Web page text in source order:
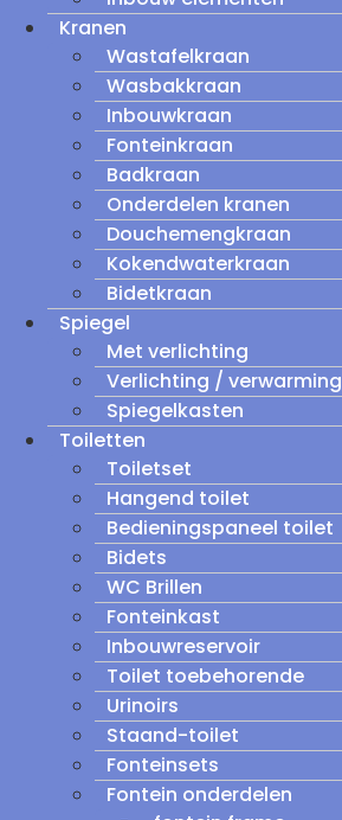
Kranen
Wastafelkraan
Wasbakkraan
Inbouwkraan
Fonteinkraan
Badkraan
Onderdelen kranen
Douchemengkraan
Kokendwaterkraan
Bidetkraan
Spiegel
Met verlichting
Verlichting / verwarming
Spiegelkasten
Toiletten
Toiletset
Hangend toilet
Bedieningspaneel toilet
Bidets
WC Brillen
Fonteinkast
Inbouwreservoir
Toilet toebehorende
Urinoirs
Staand-toilet
Fonteinsets
Fontein onderdelen